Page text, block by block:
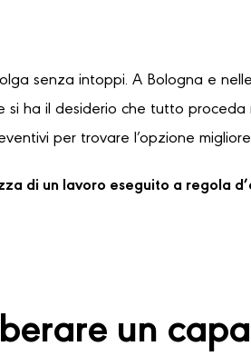
senza intoppi. A Bologna e
si ha il desiderio che tutto
per trovare l’opzione
di un lavoro eseguito a regola
un